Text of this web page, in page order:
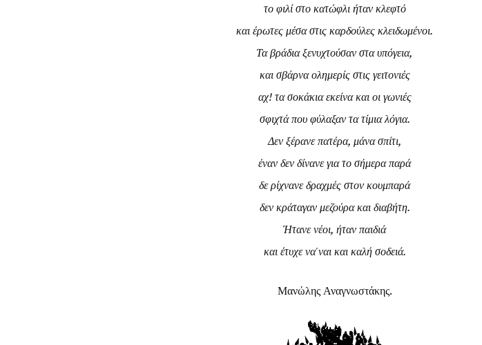
το φιλί στο κατώφλι ήταν κλεφτό
και έρωτες μέσα στις καρδούλες κλειδωμένοι.
Τα βράδια ξενυχτούσαν στα υπόγεια,
και σβάρνα ολημερίς στις γειτονιές
αχ! τα σοκάκια εκείνα και οι γωνιές
σφιχτά που φύλαξαν τα τίμια λόγια.
Δεν ξέρανε πατέρα, μάνα σπίτι,
έναν δεν δίνανε για το σήμερα παρά
δε ρίχνανε δραχμές στον κουμπαρά
δεν κράταγαν μεζούρα και διαβήτη.
Ήτανε νέοι, ήταν παιδιά
και έτυχε να'ναι και καλή σοδειά.
Μανώλης Αναγνωστάκης.